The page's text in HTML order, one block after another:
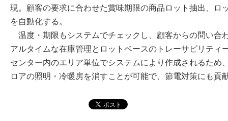
現。顧客の要求に合わせた賞味期限の商品ロット抽出、ロ
を自動化する。
温度・期限もシステムでチェックし、顧客からの問い合
アルタイムな在庫管理とロットベースのトレーサビリティ
センター内のエリア単位でシステムにより作成されるため
ロアの照明・冷暖房を消すことが可能で、節電対策にも貢